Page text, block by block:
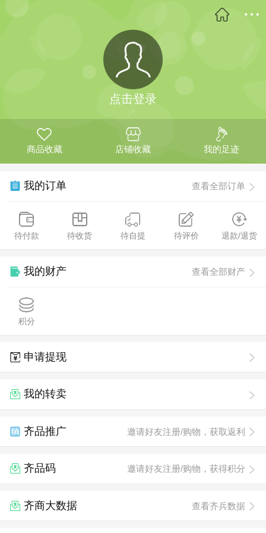
点击登录
商品收藏 店铺收藏 我的足迹
我的订单 查看全部订单
待付款 待收货 待自提 待评价 退款/退货
我的财产 查看全部财产
积分
申请提现
我的转卖
齐品推广 邀请好友注册/购物，获取返利
齐品码 邀请好友注册/购物，获得积分
齐商大数据 查看齐兵数据